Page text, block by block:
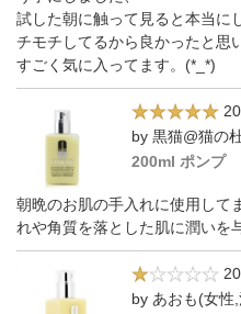
試した朝に触って見ると本当に
チモチしてるから良かったと思
すごく気に入ってます。(*_*)
by 黒猫@猫の
200ml ポンプ
朝晩のお肌の手入れに使用して
れや角質を落とした肌に潤いを
by あおも(女性